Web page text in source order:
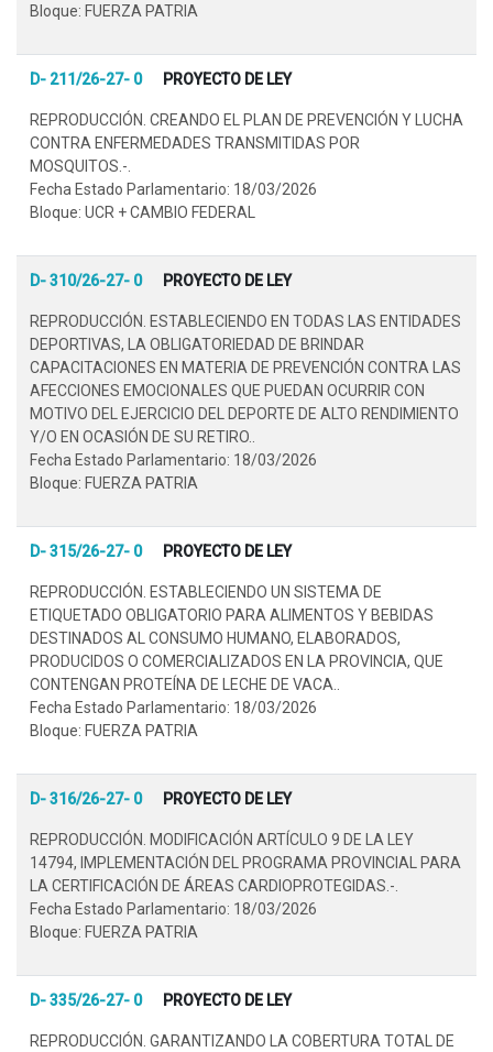
Bloque: FUERZA PATRIA
D- 211/26-27- 0 PROYECTO DE LEY
REPRODUCCIÓN. CREANDO EL PLAN DE PREVENCIÓN Y LUCHA
CONTRA ENFERMEDADES TRANSMITIDAS POR
MOSQUITOS.-.
Fecha Estado Parlamentario: 18/03/2026
Bloque: UCR + CAMBIO FEDERAL
D- 310/26-27- 0 PROYECTO DE LEY
REPRODUCCIÓN. ESTABLECIENDO EN TODAS LAS ENTIDADES
DEPORTIVAS, LA OBLIGATORIEDAD DE BRINDAR
CAPACITACIONES EN MATERIA DE PREVENCIÓN CONTRA LAS
AFECCIONES EMOCIONALES QUE PUEDAN OCURRIR CON
MOTIVO DEL EJERCICIO DEL DEPORTE DE ALTO RENDIMIENTO
Y/O EN OCASIÓN DE SU RETIRO..
Fecha Estado Parlamentario: 18/03/2026
Bloque: FUERZA PATRIA
D- 315/26-27- 0 PROYECTO DE LEY
REPRODUCCIÓN. ESTABLECIENDO UN SISTEMA DE
ETIQUETADO OBLIGATORIO PARA ALIMENTOS Y BEBIDAS
DESTINADOS AL CONSUMO HUMANO, ELABORADOS,
PRODUCIDOS O COMERCIALIZADOS EN LA PROVINCIA, QUE
CONTENGAN PROTEÍNA DE LECHE DE VACA..
Fecha Estado Parlamentario: 18/03/2026
Bloque: FUERZA PATRIA
D- 316/26-27- 0 PROYECTO DE LEY
REPRODUCCIÓN. MODIFICACIÓN ARTÍCULO 9 DE LA LEY
14794, IMPLEMENTACIÓN DEL PROGRAMA PROVINCIAL PARA
LA CERTIFICACIÓN DE ÁREAS CARDIOPROTEGIDAS.-.
Fecha Estado Parlamentario: 18/03/2026
Bloque: FUERZA PATRIA
D- 335/26-27- 0 PROYECTO DE LEY
REPRODUCCIÓN. GARANTIZANDO LA COBERTURA TOTAL DE